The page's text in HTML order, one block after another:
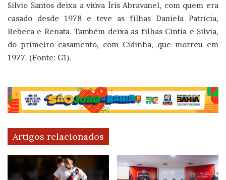
Silvio Santos deixa a viúva Íris Abravanel, com quem era
casado desde 1978 e teve as filhas Daniela Patrícia,
Rebeca e Renata. Também deixa as filhas Cíntia e Silvia,
do primeiro casamento, com Cidinha, que morreu em
1977. (Fonte: G1).
Artigos relacionados